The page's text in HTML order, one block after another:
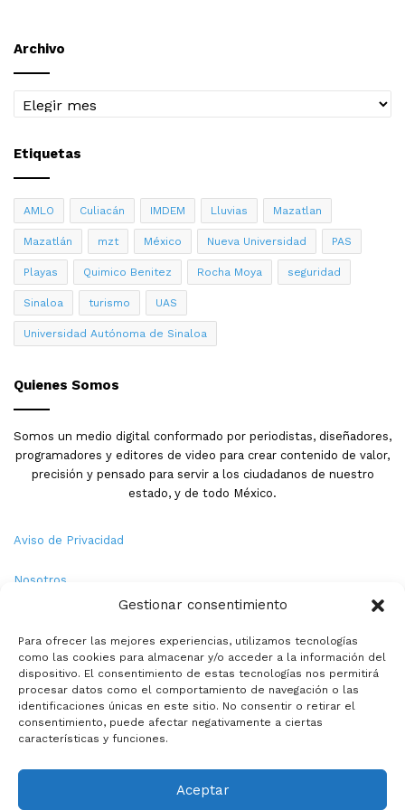
Gestionar consentimiento
Para ofrecer las mejores experiencias, utilizamos tecnologías
como las cookies para almacenar y/o acceder a la información del
dispositivo. El consentimiento de estas tecnologías nos permitirá
procesar datos como el comportamiento de navegación o las
identificaciones únicas en este sitio. No consentir o retirar el
consentimiento, puede afectar negativamente a ciertas
características y funciones.
Aceptar
Archivo
Archivo
Etiquetas
AMLO Culiacán IMDEM Lluvias Mazatlan
Mazatlán mzt México Nueva Universidad PAS
Playas Quimico Benitez Rocha Moya seguridad
Sinaloa turismo UAS
Universidad Autónoma de Sinaloa
Quienes Somos
Somos un medio digital conformado por periodistas, diseñadores,
programadores y editores de video para crear contenido de valor,
precisión y pensado para servir a los ciudadanos de nuestro
estado, y de todo México.
Aviso de Privacidad
Nosotros
Política de Cookies
Contacto